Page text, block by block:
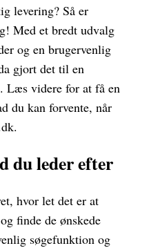
levering? Så er
Med et bredt udvalg
og en brugervenlig
gjort det til en
Læs videre for at få en
du kan forvente, når
du leder efter
hvor let det er at
finde de ønskede
søgefunktion og